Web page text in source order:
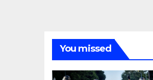
You missed